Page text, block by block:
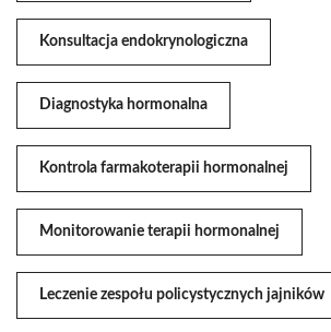
Konsultacja endokrynologiczna
Diagnostyka hormonalna
Kontrola farmakoterapii hormonalnej
Monitorowanie terapii hormonalnej
Leczenie zespołu policystycznych jajników